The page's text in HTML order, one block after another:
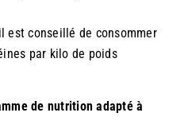
est conseillé de consommer
par kilo de poids
de nutrition adapté à